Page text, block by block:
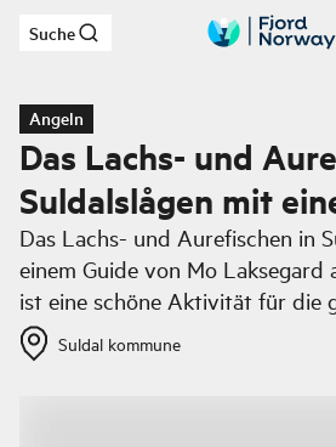
Zum Hauptinhalt
Suche
Angeln
Das Lachs- und
Suldalslågen mit
Das Lachs- und Aurefischen in
einem Guide von Mo Laksegard
ist eine schöne Aktivität für die
Suldal kommune